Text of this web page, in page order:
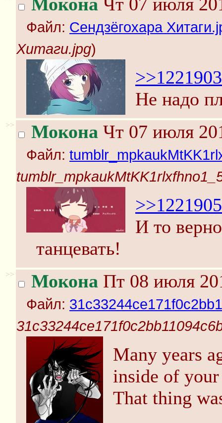
Файл: Сендзёгохара
Хитаги.jpg)
>>1221903
Не надо
>> Мокона Чт 07 июля
Файл:
>>1221905
И то
танцевать!
>> Мокона Пт 08 июля
Файл:
Many years
inside of
That thing